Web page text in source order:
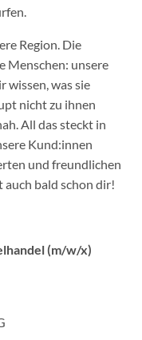
Region. Die
Menschen: unsere
wissen, was sie
nicht zu ihnen
All das steckt in
Kund:innen
und freundlichen
bald schon dir!
(m/w/x)